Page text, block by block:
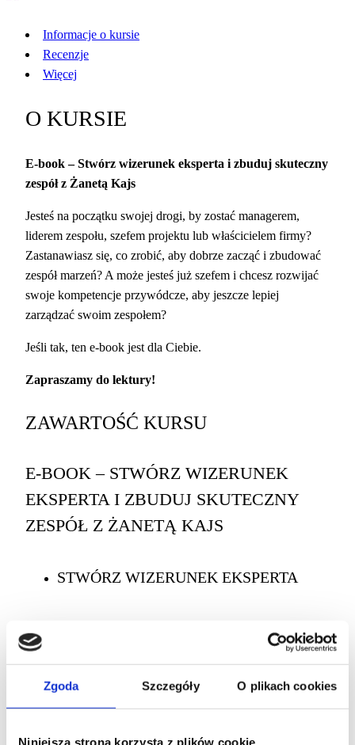
Zgoda Szczegóły O plikach cookies
Niniejsza strona korzysta z plików cookie
Informacje o kursie
Recenzje
Więcej
O KURSIE
E-book – Stwórz wizerunek eksperta i zbuduj skuteczny
zespół z Żanetą Kajs
Jesteś na początku swojej drogi, by zostać managerem,
liderem zespołu, szefem projektu lub właścicielem firmy?
Zastanawiasz się, co zrobić, aby dobrze zacząć i zbudować
zespół marzeń? A może jesteś już szefem i chcesz rozwijać
swoje kompetencje przywódcze, aby jeszcze lepiej
zarządzać swoim zespołem?
Jeśli tak, ten e-book jest dla Ciebie.
Zapraszamy do lektury!
ZAWARTOŚĆ KURSU
E-BOOK – STWÓRZ WIZERUNEK
EKSPERTA I ZBUDUJ SKUTECZNY
ZESPÓŁ Z ŻANETĄ KAJS
STWÓRZ WIZERUNEK EKSPERTA
OCENY I RECENZJE UCZNIÓW